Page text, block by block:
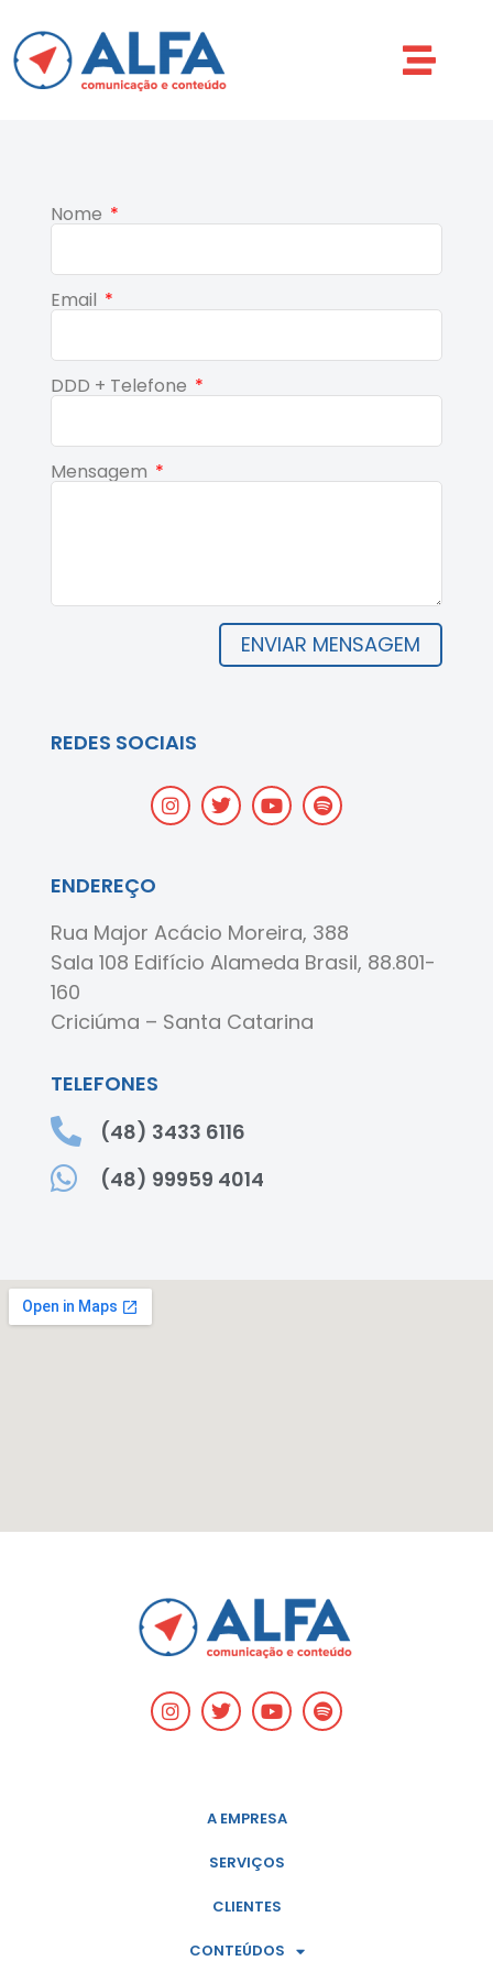
Nome
Email
DDD + Telefone
Mensagem
ENVIAR MENSAGEM
REDES SOCIAIS
ENDEREÇO
Rua Major Acácio Moreira, 388
Sala 108 Edifício Alameda Brasil, 88.801-
160
Criciúma – Santa Catarina
TELEFONES
(48) 3433 6116
(48) 99959 4014
A EMPRESA
SERVIÇOS
CLIENTES
CONTEÚDOS